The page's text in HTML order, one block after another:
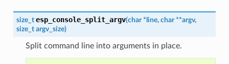
size_t esp_console_split_argv(char * line, char **argv,
size_t argv_size)
Split command line into arguments in place.